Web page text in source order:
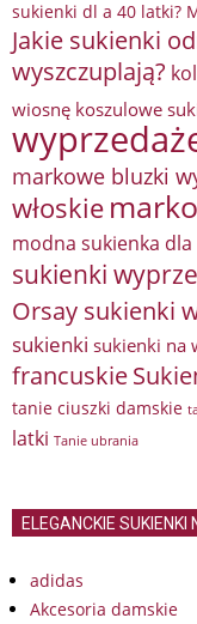
sukienki dl a 40 latki?
Jakie sukienki
wyszczuplają?
wiosnę koszulowe
markowe bluzki
włoskie
modna sukienka dla
sukienki
Orsay sukienki
sukienki sukienki na
francuskie
tanie ciuszki damskie
latki Tanie ubrania
ELEGANCKIE SUKIENKI
adidas
Akcesoria damskie